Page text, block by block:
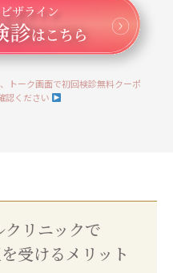
トーク画面で初回検診無料クーポ
認ください
リニックで
受けるメリット